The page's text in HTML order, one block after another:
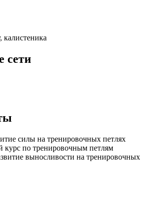
калистеника
сети
силы на тренировочных петлях
курс по тренировочным петлям
выносливости на тренировочных